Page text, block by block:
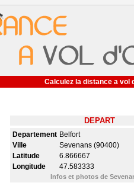
Calculez la distance a vol
DEPART
Departement Belfort
Ville
Sevenans (90400)
Latitude
6.866667
Longitude
47.583333
Infos et photos de